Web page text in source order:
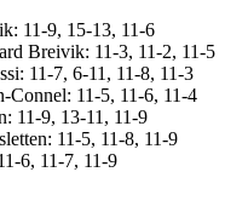
11-9, 15-13, 11-6
Breivik: 11-3, 11-2, 11-5
11-7, 6-11, 11-8, 11-3
Connel: 11-5, 11-6, 11-4
11-9, 13-11, 11-9
11-5, 11-8, 11-9
6, 11-7, 11-9